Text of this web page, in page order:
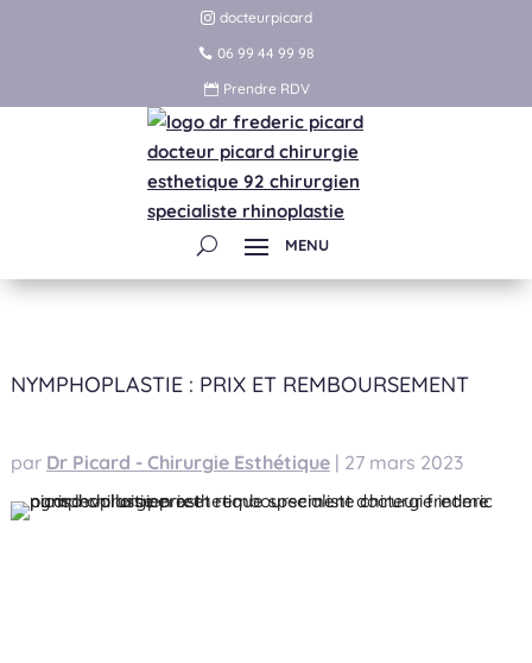
docteurpicard
06 99 44 99 98
Prendre RDV
NYMPHOPLASTIE : PRIX ET REMBOURSEMENT
par Dr Picard - Chirurgie Esthétique| 27 mars 2023